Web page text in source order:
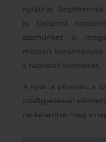
nyújthat. Segíthetnek
is. Célszerű
szemünket is
minden körülmények
a napvédő krémeket.
A nyár a pihenés, a
odafigyeléssel
ne keserítse meg a